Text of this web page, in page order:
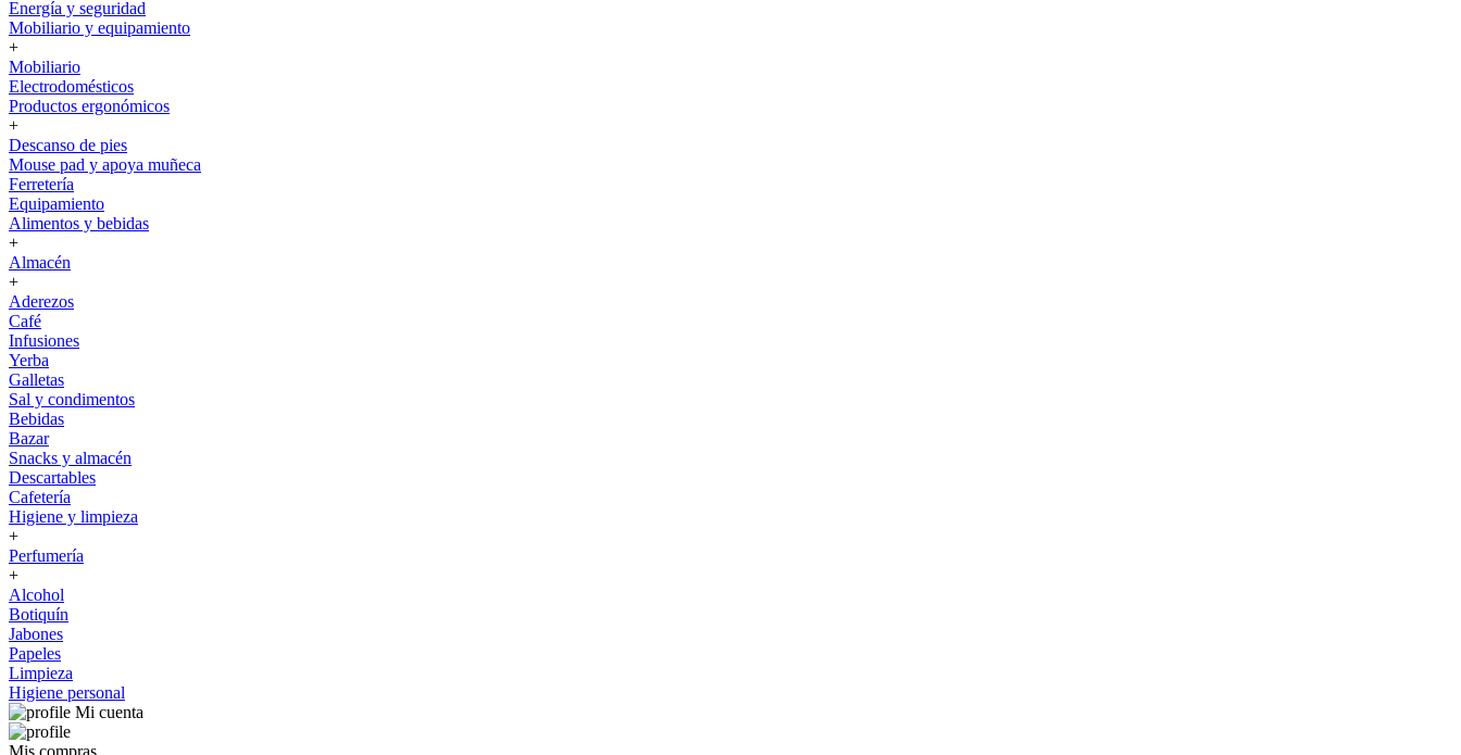
Energía y seguridad
Mobiliario y equipamiento
+
Mobiliario
Electrodomésticos
Productos ergonómicos
+
Descanso de pies
Mouse pad y apoya muñeca
Ferretería
Equipamiento
Alimentos y bebidas
+
Almacén
+
Aderezos
Café
Infusiones
Yerba
Galletas
Sal y condimentos
Bebidas
Bazar
Snacks y almacén
Descartables
Cafetería
Higiene y limpieza
+
Perfumería
+
Alcohol
Botiquín
Jabones
Papeles
Limpieza
Higiene personal
Mi cuenta
Mis compras